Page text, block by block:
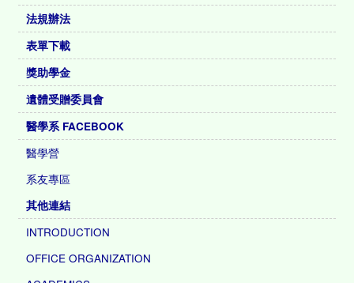
法規辦法
表單下載
獎助學金
遺體受贈委員會
醫學系 FACEBOOK
醫學營
系友專區
其他連結
INTRODUCTION
OFFICE ORGANIZATION